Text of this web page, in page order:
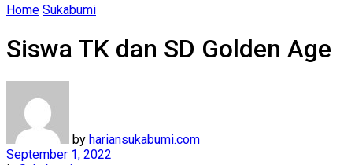
Home Sukabumi
Siswa TK dan SD Golden
by hariansukabumi.com
September 1, 2022